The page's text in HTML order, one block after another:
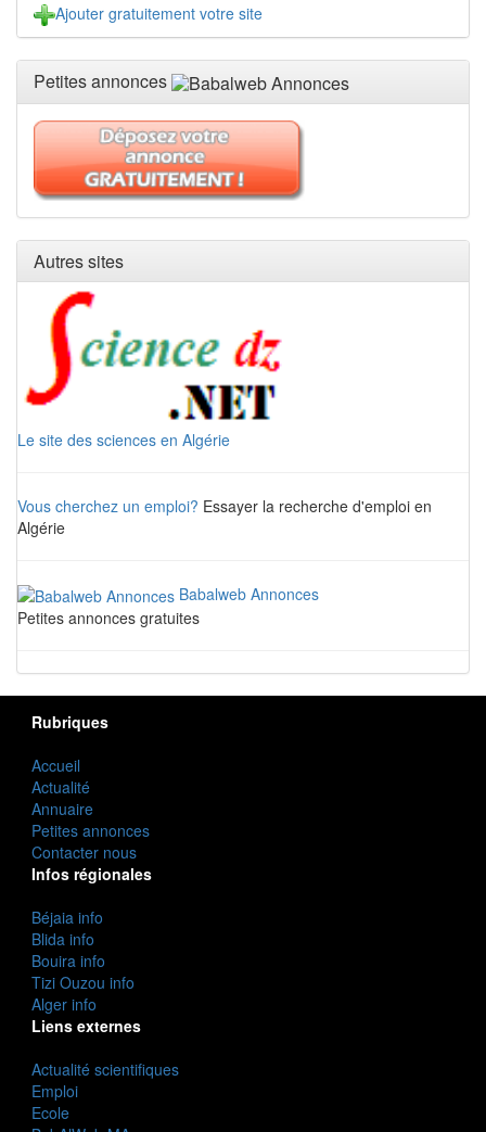
Ajouter gratuitement votre site
Petites annonces
Autres sites
Le site des sciences en Algérie
Vous cherchez un emploi? Essayer la recherche d'emploi en
Algérie
Babalweb Annonces
Petites annonces gratuites
Rubriques
Accueil
Actualité
Annuaire
Petites annonces
Contacter nous
Infos régionales
Béjaia info
Blida info
Bouira info
Tizi Ouzou info
Alger info
Liens externes
Actualité scientifiques
Emploi
Ecole